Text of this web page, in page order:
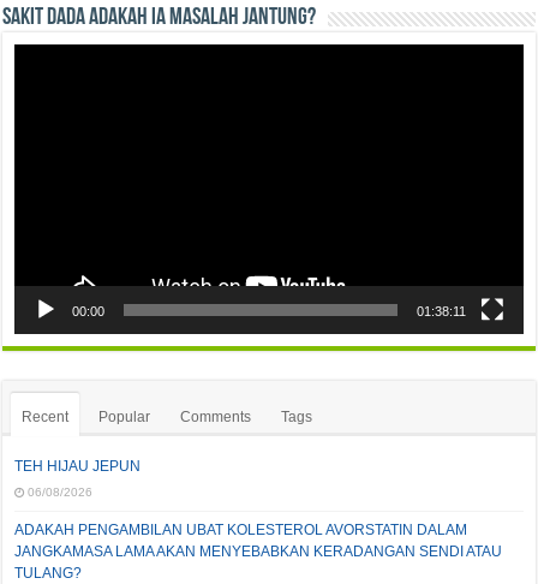
Sakit Dada Adakah Ia Masalah Jantung?
00:00 01:38:11
Recent Popular Comments Tags
TEH HIJAU JEPUN
06/08/2026
ADAKAH PENGAMBILAN UBAT KOLESTEROL AVORSTATIN DALAM
JANGKAMASA LAMA AKAN MENYEBABKAN KERADANGAN SENDI ATAU
TULANG?